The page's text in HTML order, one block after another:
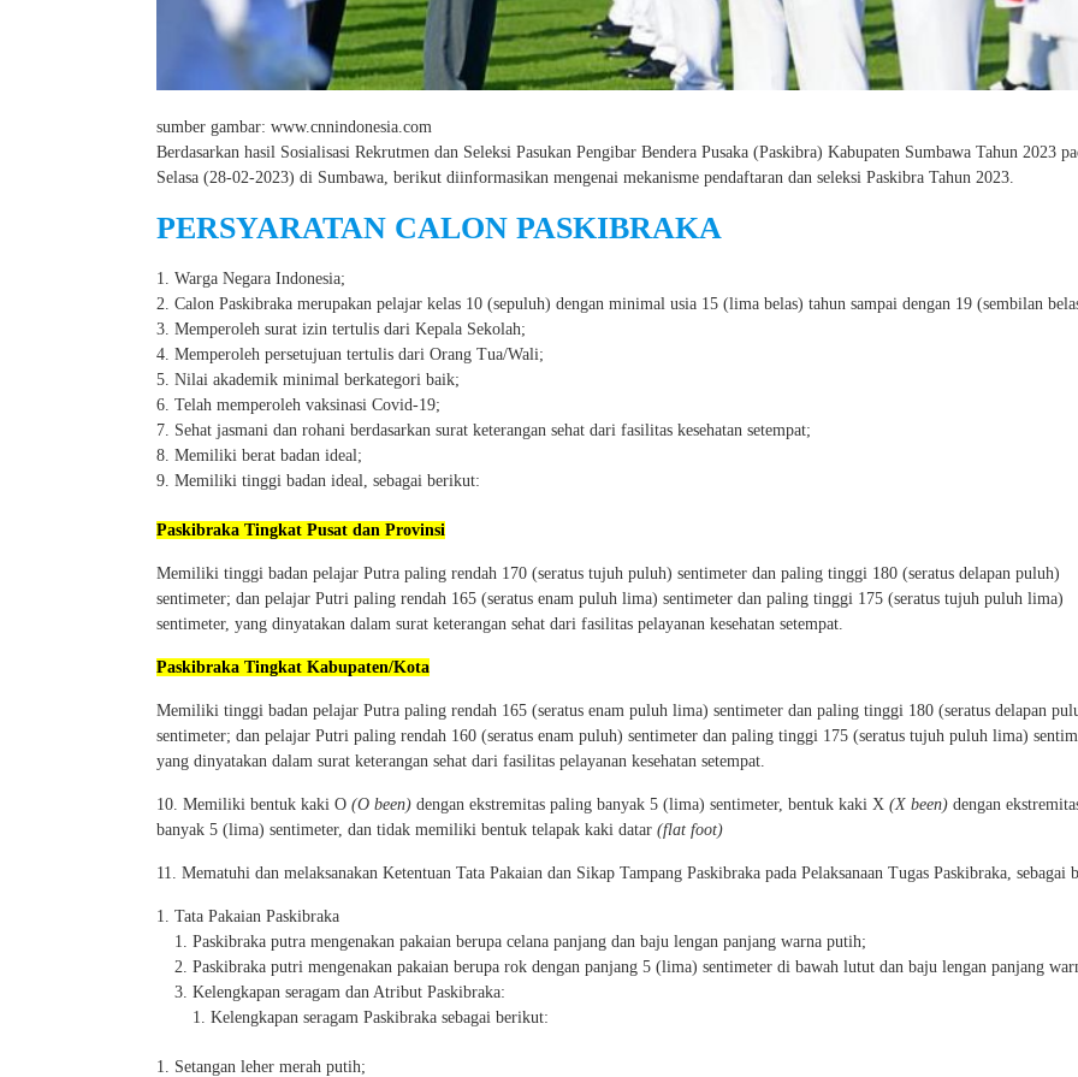
sumber gambar: www.cnnindonesia.com
Berdasarkan hasil Sosialisasi Rekrutmen dan Seleksi Pasukan Pengibar Bendera Pusaka (Paskibra) Kabupaten Sumbawa Tahun 2023
Selasa (28-02-2023) di Sumbawa, berikut diinformasikan mengenai mekanisme pendaftaran dan seleksi Paskibra Tahun 2023.
PERSYARATAN CALON PASKIBRAKA
Warga Negara Indonesia;
Calon Paskibraka merupakan pelajar kelas 10 (sepuluh) dengan minimal usia 15 (lima belas) tahun sampai dengan 19 (sembilan
Memperoleh surat izin tertulis dari Kepala Sekolah;
Memperoleh persetujuan tertulis dari Orang Tua/Wali;
Nilai akademik minimal berkategori baik;
Telah memperoleh vaksinasi Covid-19;
Sehat jasmani dan rohani berdasarkan surat keterangan sehat dari fasilitas kesehatan setempat;
Memiliki berat badan ideal;
Memiliki tinggi badan ideal, sebagai berikut:
Paskibraka Tingkat Pusat dan Provinsi
Memiliki tinggi badan pelajar Putra paling rendah 170 (seratus tujuh puluh) sentimeter dan paling tinggi 180 (seratus delapan puluh)
sentimeter; dan pelajar Putri paling rendah 165 (seratus enam puluh lima) sentimeter dan paling tinggi 175 (seratus tujuh puluh lima)
sentimeter, yang dinyatakan dalam surat keterangan sehat dari fasilitas pelayanan kesehatan setempat.
Paskibraka Tingkat Kabupaten/Kota
Memiliki tinggi badan pelajar Putra paling rendah 165 (seratus enam puluh lima) sentimeter dan paling tinggi 180 (seratus delapan
sentimeter; dan pelajar Putri paling rendah 160 (seratus enam puluh) sentimeter dan paling tinggi 175 (seratus tujuh puluh lima)
yang dinyatakan dalam surat keterangan sehat dari fasilitas pelayanan kesehatan setempat.
10. Memiliki bentuk kaki O (O been) dengan ekstremitas paling banyak 5 (lima) sentimeter, bentuk kaki X (X been) dengan
banyak 5 (lima) sentimeter, dan tidak memiliki bentuk telapak kaki datar (flat foot)
11. Mematuhi dan melaksanakan Ketentuan Tata Pakaian dan Sikap Tampang Paskibraka pada Pelaksanaan Tugas Paskibraka, sebagai
Tata Pakaian Paskibraka
Paskibraka putra mengenakan pakaian berupa celana panjang dan baju lengan panjang warna putih;
Paskibraka putri mengenakan pakaian berupa rok dengan panjang 5 (lima) sentimeter di bawah lutut dan baju lengan panjang
Kelengkapan seragam dan Atribut Paskibraka:
Kelengkapan seragam Paskibraka sebagai berikut:
Setangan leher merah putih;